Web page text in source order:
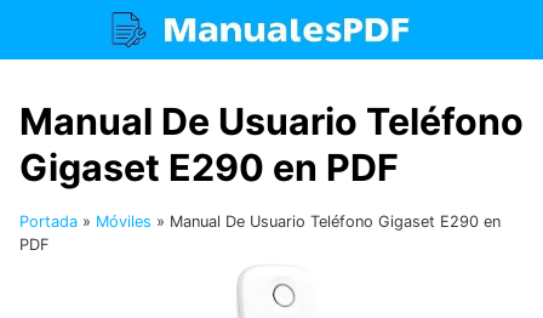
Manual De Usuario Teléfono
Gigaset E290 en PDF
Portada » Móviles » Manual De Usuario Teléfono Gigaset E290 en
PDF